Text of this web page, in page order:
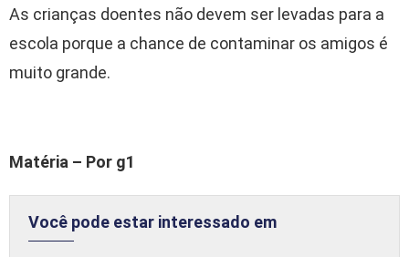
As crianças doentes não devem ser levadas para a
escola porque a chance de contaminar os amigos é
muito grande.
Matéria – Por g1
Você pode estar interessado em